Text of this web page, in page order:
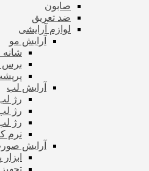
صابون
ضد تعریق
لوازم آرایشی
آرایش مو
شانه
برس
آرایش لب
رژ
رژ
رژ
نرم
آرایش